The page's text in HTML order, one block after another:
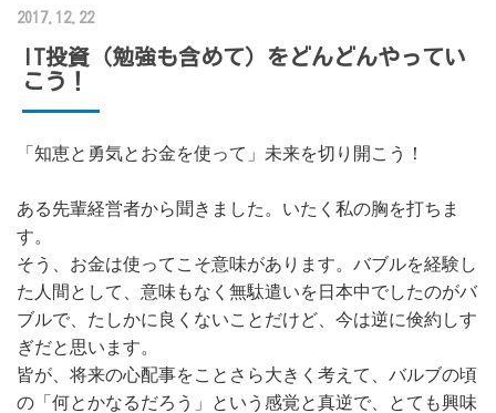
2017.12.22
IT投資（勉強も含めて）をどんどんやってい
こう！
「知恵と勇気とお金を使って」未来を切り開こう！
ある先輩経営者から聞きました。いたく私の胸を打ちま
す。
そう、お金は使ってこそ意味があります。バブルを経験し
た人間として、意味もなく無駄遣いを日本中でしたのがバ
ブルで、たしかに良くないことだけど、今は逆に倹約しす
ぎだと思います。
皆が、将来の心配事をことさら大きく考えて、バルブの頃
の「何とかなるだろう」という感覚と真逆で、とても興味